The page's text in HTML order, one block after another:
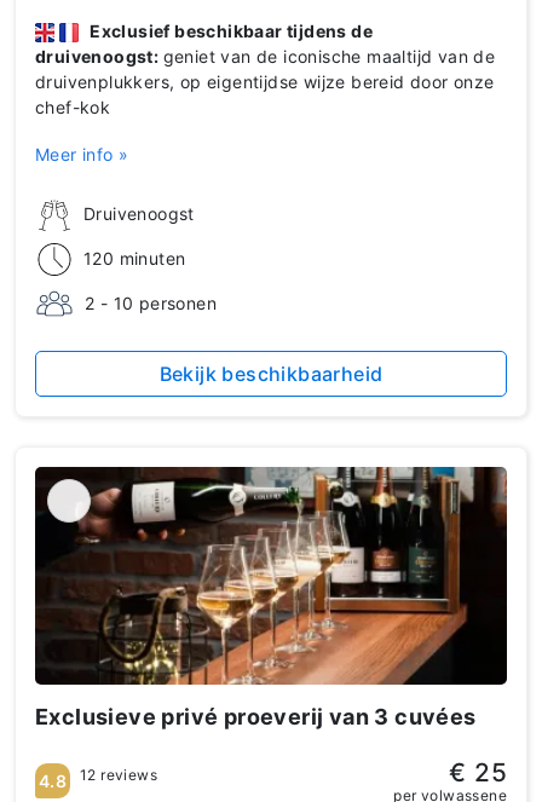
Druivenoogst
120 minuten
2 - 10 personen
Exclusief beschikbaar tijdens de
druivenoogst: geniet van de iconische maaltijd van de
druivenplukkers, op eigentijdse wijze bereid door onze
chef-kok
Meer info »
Bekijk beschikbaarheid
Exclusieve privé proeverij van 3 cuvées
4.8 12 reviews € 25
per volwassene